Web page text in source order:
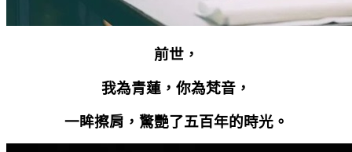
前世，
我為青蓮，你為梵音，
一眸擦肩，驚艷了五百年的時光。